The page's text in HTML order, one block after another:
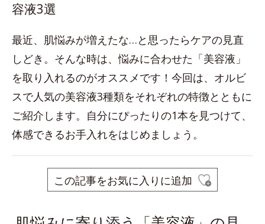
容液3選
最近、肌悩みが増えたな…と思ったらケアの見直
しどき。そんな時は、悩みに合わせた「美容液」
を取り入れるのがオススメです！今回は、オルビ
スで人気の美容液3種類をそれぞれの特徴とともに
ご紹介します。自分にぴったりの1本を見つけて、
体感できるお手入れをはじめましょう。
この記事をお気に入りに追加